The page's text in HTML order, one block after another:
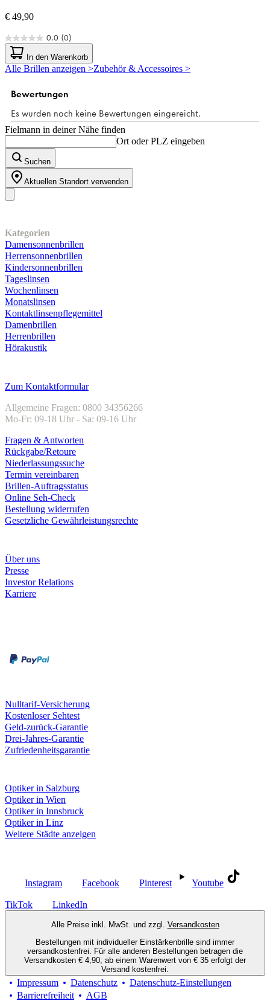
€ 49,90
0.0 (0)
0.0
von
5
Sternen.
In den Warenkorb
Alle Brillen anzeigen >Zubehör & Accessoires >
Fielmann in deiner Nähe finden
Ort oder PLZ eingeben
Suchen
Aktuellen Standort verwenden
Kategorien
Damensonnenbrillen
Herrensonnenbrillen
Kindersonnenbrillen
Tageslinsen
Wochenlinsen
Monatslinsen
Kontaktlinsenpflegemittel
Damenbrillen
Herrenbrillen
Hörakustik
Zum Kontaktformular
Allgemeine Fragen: 0800 34356266
Mo-Fr: 09-18 Uhr - Sa: 09-16 Uhr
Fragen & Antworten
Rückgabe/Retoure
Niederlassungssuche
Termin vereinbaren
Brillen-Auftragsstatus
Online Seh-Check
Bestellung widerrufen
Gesetzliche Gewährleistungsrechte
Über uns
Presse
Investor Relations
Karriere
Nulltarif-Versicherung
Kostenloser Sehtest
Geld-zurück-Garantie
Drei-Jahres-Garantie
Zufriedenheitsgarantie
Optiker in Salzburg
Optiker in Wien
Optiker in Innsbruck
Optiker in Linz
Weitere Städte anzeigen
Instagram Facebook Pinterest Youtube
TikTok LinkedIn
Alle Preise inkl. MwSt. und zzgl. Versandkosten
Bestellungen mit individueller Einstärkenbrille sind immer
versandkostenfrei. Für alle anderen Bestellungen betragen die
Versandkosten € 4,90; ab einem Warenwert von € 35 erfolgt der
Versand kostenfrei.
Impressum Datenschutz
Datenschutz-Einstellungen
Barrierefreiheit
AGB